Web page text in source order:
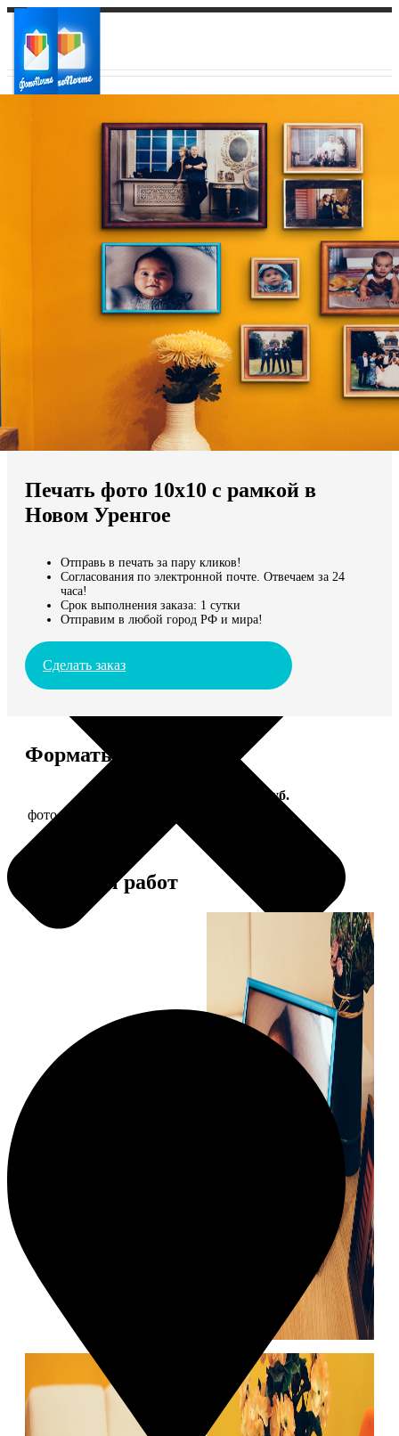
Ваш регион доставки
Выберите из списка:
Мы доставляем по всему миру
Продолжить без города
Печать фото 10х10 с рамкой в
Новом Уренгое
Отправь в печать за пару кликов!
Согласования по электронной почте. Отвечаем за 24
часа!
Срок выполнения заказа: 1 сутки
Отправим в любой город РФ и мира!
Сделать заказ
Форматы и цены
Цена, руб.
фото 10х10 в деревянной рамке
Примеры работ